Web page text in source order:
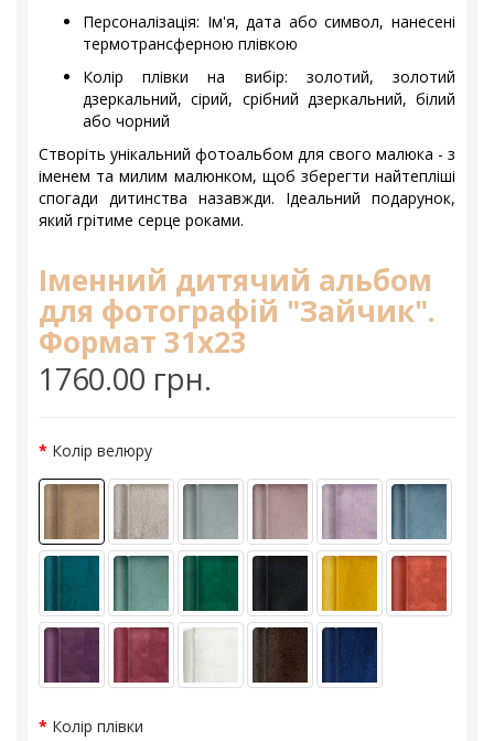
Персоналізація: Ім'я, дата або символ, нанесені
термотрансферною плівкою
Колір плівки на вибір: золотий, золотий
дзеркальний, сірий, срібний дзеркальний, білий
або чорний
Створіть унікальний фотоальбом для свого малюка - з
іменем та милим малюнком, щоб зберегти найтепліші
спогади дитинства назавжди. Ідеальний подарунок,
який грітиме серце роками.
Іменний дитячий альбом
для фотографій "Зайчик".
Формат 31х23
1760.00 грн.
Колір велюру
Колір плівки